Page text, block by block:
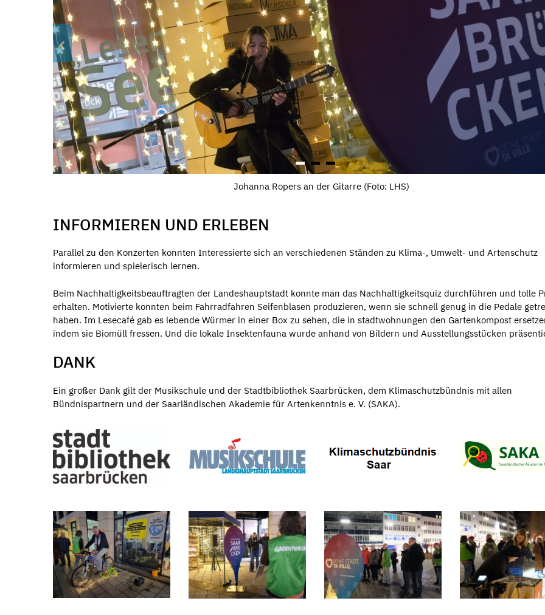
‹
Johanna Ropers an der Gitarre (Foto: LHS)
INFORMIEREN UND ERLEBEN
Parallel zu den Konzerten konnten Interessierte sich an verschiedenen Ständen zu Klima-, Umwelt- und Artenschutz
informieren und spielerisch lernen.
Beim Nachhaltigkeitsbeauftragten der Landeshauptstadt konnte man das Nachhaltigkeitsquiz durchführen und tolle
erhalten. Motivierte konnten beim Fahrradfahren Seifenblasen produzieren, wenn sie schnell genug in die Pedale
haben. Im Lesecafé gab es lebende Würmer in einer Box zu sehen, die in stadtwohnungen den Gartenkompost
indem sie Biomüll fressen. Und die lokale Insektenfauna wurde anhand von Bildern und Ausstellungsstücken
DANK
Ein großer Dank gilt der Musikschule und der Stadtbibliothek Saarbrücken, dem Klimaschutzbündnis mit allen
Bündnispartnern und der Saarländischen Akademie für Artenkenntnis e. V. (SAKA).